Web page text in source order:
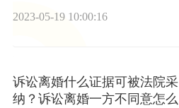
2023-05-19 10:00:16
诉讼离婚什么证据可被法院采
纳？诉讼离婚一方不同意怎么